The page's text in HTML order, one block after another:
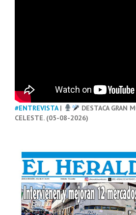
#ENTREVISTA|
DESTACA GRAN
CELESTE. (05-08-2026)